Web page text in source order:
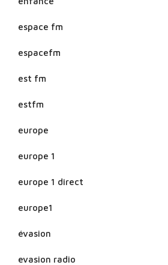
espace fm
espacefm
est fm
estfm
europe
europe 1
europe 1 direct
europe1
évasion
evasion radio